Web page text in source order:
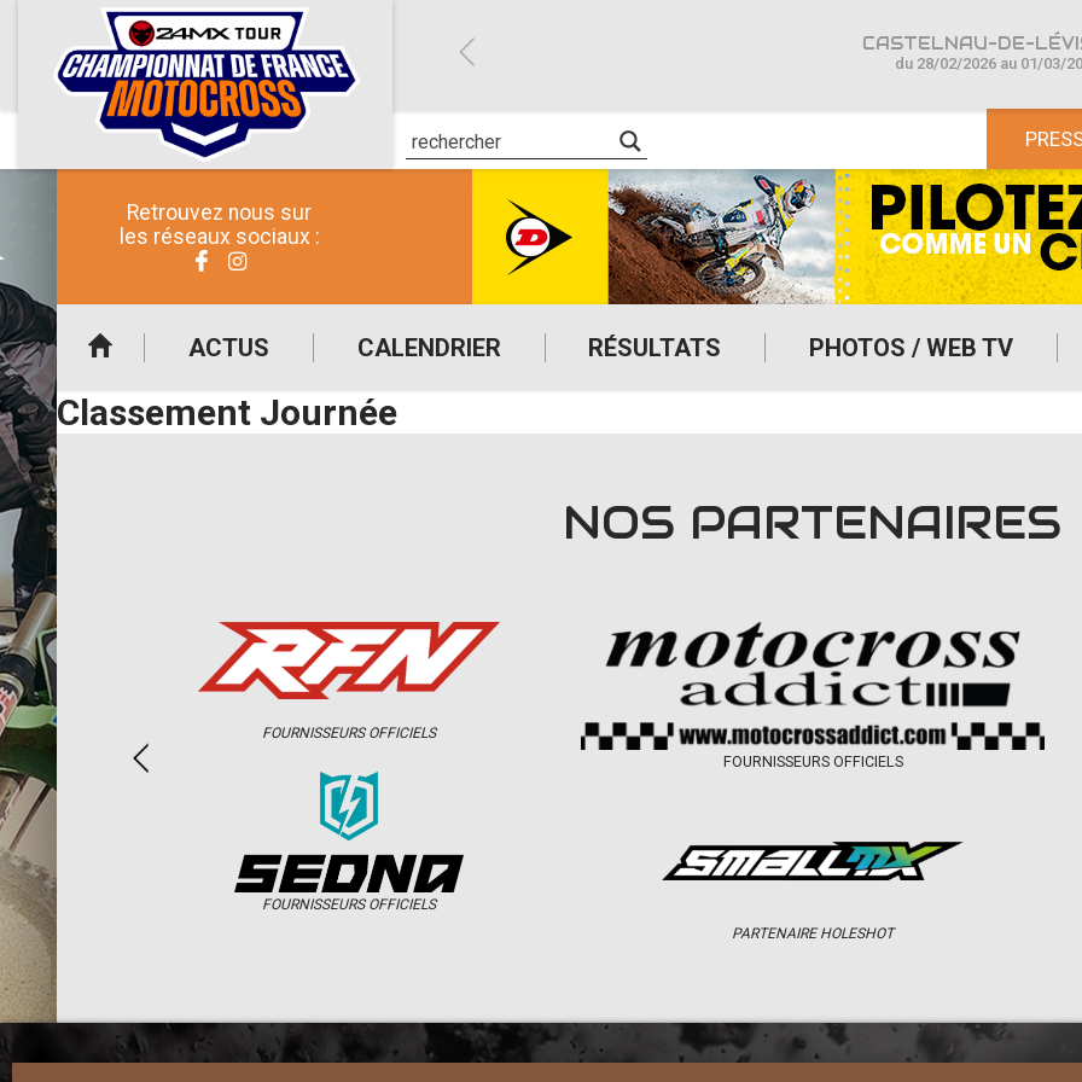
Retrouvez nous sur
les réseaux sociaux :
ACTUS CALENDRIER RÉSULTATS PHOTOS / WEB TV
CASTELNAU-DE-
du 28/02/2026 au 01/03/
Classement Journée
NOS PARTENAIRES
FOURNISSEURS OFFICIELS
FOURNISSEURS OFFICIELS
FOURNISSEURS OFFICIELS
PARTENAIRE HOLESHOT